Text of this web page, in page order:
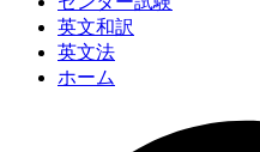
英文和訳
英文法
ホーム